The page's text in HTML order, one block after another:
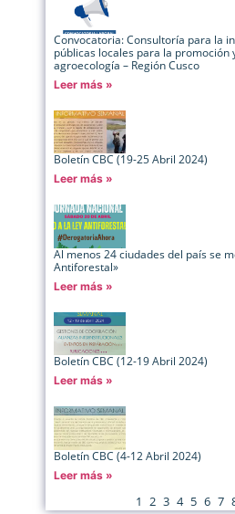
Convocatoria: Consultoría para la
públicas locales para la promoción
agroecología – Región Cusco
Leer más »
Boletín CBC (19-25 Abril 2024)
Leer más »
Al menos 24 ciudades del país se
Antiforestal»
Leer más »
Boletín CBC (12-19 Abril 2024)
Leer más »
Boletín CBC (4-12 Abril 2024)
Leer más »
1 2 3 4 5 6 7